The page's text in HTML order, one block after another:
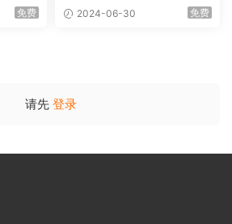
HD
免费
B] 2024-06-30 免费
请先 登录